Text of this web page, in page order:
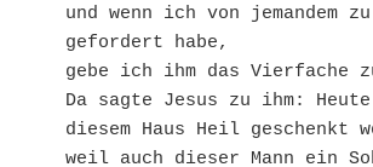
und wenn ich von jemandem
gefordert habe,
gebe ich ihm das Vierfache
Da sagte Jesus zu ihm:
diesem Haus Heil geschenkt
weil auch dieser Mann ein